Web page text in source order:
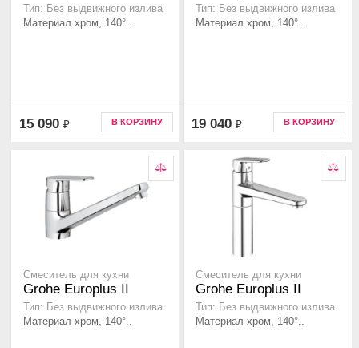
Тип: Без выдвижного излива
Материал хром, 140°..
15 090 ₽ В КОРЗИНУ
Тип: Без выдвижного излива
Материал хром, 140°..
19 040 ₽ В КОРЗИНУ
Смеситель для кухни
Grohe Europlus II
Тип: Без выдвижного излива
Материал хром, 140°..
Смеситель для кухни
Grohe Europlus II
Тип: Без выдвижного излива
Материал хром, 140°..